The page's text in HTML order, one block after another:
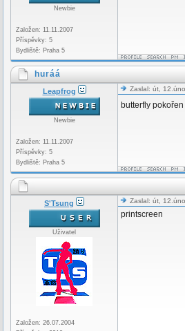
Newbie
Založen: 11.11.2007
Příspěvky: 5
Bydliště: Praha 5
huráá
Leapfrog
Newbie
Založen: 11.11.2007
Příspěvky: 5
Bydliště: Praha 5
Zaslal: út,
butterfly
S'Tsung
Uživatel
Založen: 26.07.2004
Zaslal: út,
printscreen